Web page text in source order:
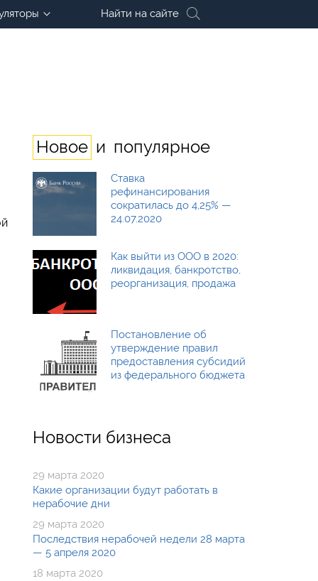
Найти на сайте
Новое и популярное
Ставка
рефинансирования
сократилась до 4,25% —
24.07.2020
Как выйти из ООО в 2020:
ликвидация, банкротство,
реорганизация, продажа
Постановление об
утверждение правил
предоставления субсидий
из федерального бюджета
Новости бизнеса
29 марта 2020
Какие организации будут работать в
нерабочие дни
29 марта 2020
Последствия нерабочей недели 28 марта
— 5 апреля 2020
18 марта 2020